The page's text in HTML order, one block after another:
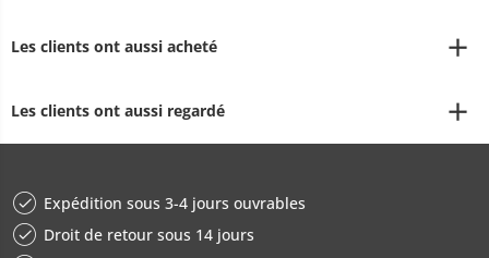
Les clients ont aussi acheté
Les clients ont aussi regardé
Expédition sous 3-4 jours ouvrables
Droit de retour sous 14 jours